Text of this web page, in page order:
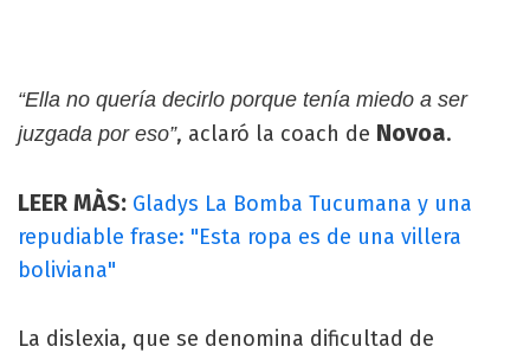
“Ella no quería decirlo porque tenía miedo a ser
juzgada por eso”, aclaró la coach de Novoa.
LEER MÀS: Gladys La Bomba Tucumana y una
repudiable frase: "Esta ropa es de una villera
boliviana"
La dislexia, que se denomina dificultad de